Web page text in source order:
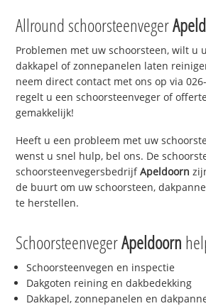
Allround schoorsteenveger
Problemen met uw schoorsteen, wilt u
dakkapel of zonnepanelen laten
neem direct contact met ons op via
regelt u een schoorsteenveger of
gemakkelijk!
Heeft u een probleem met uw
wenst u snel hulp, bel ons. De
schoorsteenvegersbedrijfApeldoorn
de buurt om uw schoorsteen,
te herstellen.
SchoorsteenvegerApeldoorn
Schoorsteenvegen en inspectie
Dakgoten reining en dakbedekking
Dakkapel, zonnepanelen en